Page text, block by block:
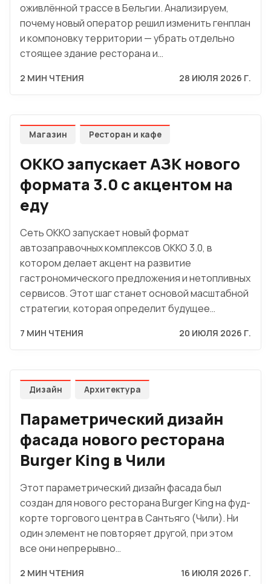
оживлённой трассе в Бельгии. Анализируем,
почему новый оператор решил изменить генплан
и компоновку территории — убрать отдельно
стоящее здание ресторана и…
2 МИН ЧТЕНИЯ 28 ИЮЛЯ 2026 Г.
Магазин Ресторан и кафе
OKKO запускает АЗК нового
формата 3.0 с акцентом на
еду
Сеть OKKO запускает новый формат
автозаправочных комплексов OKKO 3.0, в
котором делает акцент на развитие
гастрономического предложения и нетопливных
сервисов. Этот шаг станет основой масштабной
стратегии, которая определит будущее…
7 МИН ЧТЕНИЯ 20 ИЮЛЯ 2026 Г.
Дизайн Архитектура
Параметрический дизайн
фасада нового ресторана
Burger King в Чили
Этот параметрический дизайн фасада был
создан для нового ресторана Burger King на фуд-
корте торгового центра в Сантьяго (Чили). Ни
один элемент не повторяет другой, при этом
все они непрерывно…
2 МИН ЧТЕНИЯ 16 ИЮЛЯ 2026 Г.